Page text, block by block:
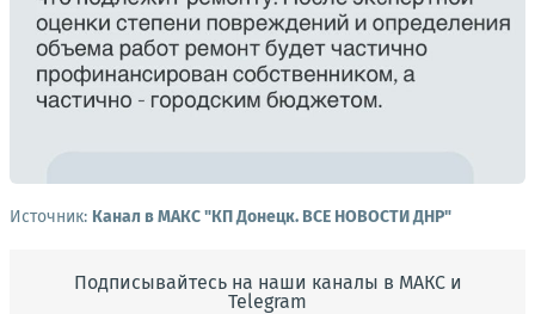
Источник: Канал в МАКС "КП Донeцк. ВСЕ НОВОСТИ ДНР"
Подписывайтесь на наши каналы в МАКС и
Telegram